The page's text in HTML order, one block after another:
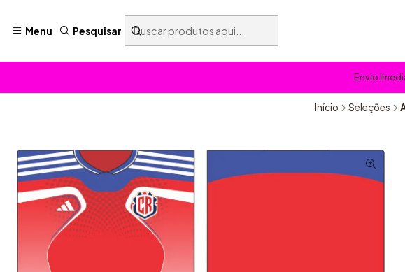
Menu Pesquisar
Envio
Início Seleções